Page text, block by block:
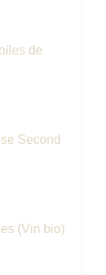
de
Second
(Vin bio)